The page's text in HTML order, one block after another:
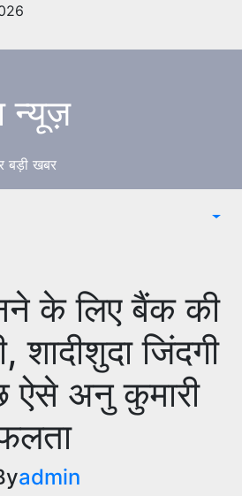
न्यूज़
बड़ी खबर
के लिए बैंक की
शादीशुदा जिंदगी
अनु कुमारी
admin